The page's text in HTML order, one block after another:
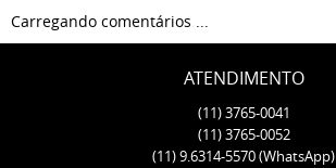
Carregando comentários ...
ATENDIMENTO
(11)3765-0041
(11)3765-0052
(11)9.6314-5570(WhatsApp)